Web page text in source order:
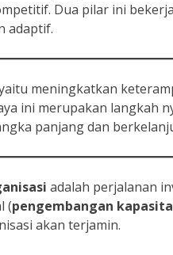
Dua pilar ini
adaptif.
meningkatkan
ini merupakan langkah
panjang dan
adalah perjalanan
(pengembangan
akan terjamin.